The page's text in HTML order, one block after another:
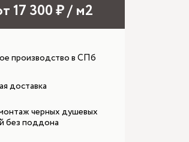
17 300 ₽ / м2
производство в СПб
доставка
черных душевых
без поддона